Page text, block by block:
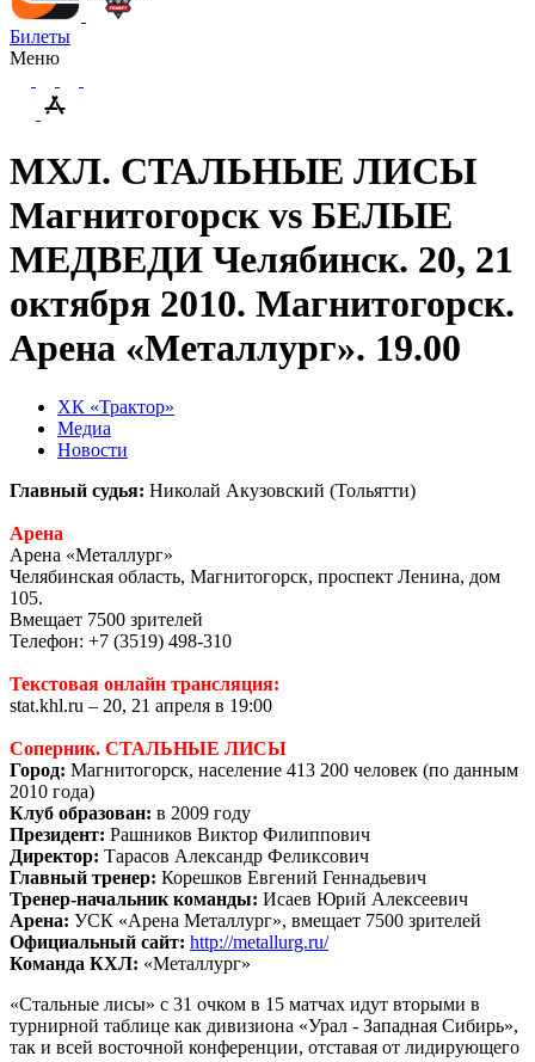
Билеты
Меню
МХЛ. СТАЛЬНЫЕ ЛИСЫ
Магнитогорск vs БЕЛЫЕ
МЕДВЕДИ Челябинск. 20, 21
октября 2010. Магнитогорск.
Арена «Металлург». 19.00
ХК «Трактор»
Медиа
Новости
Главный судья: Николай Акузовский (Тольятти)
Арена
Арена «Металлург»
Челябинская область, Магнитогорск, проспект Ленина, дом
105.
Вмещает 7500 зрителей
Телефон: +7 (3519) 498-310
Текстовая онлайн трансляция:
stat.khl.ru – 20, 21 апреля в 19:00
Соперник. СТАЛЬНЫЕ ЛИСЫ
Город: Магнитогорск, население 413 200 человек (по данным
2010 года)
Клуб образован: в 2009 году
Президент: Рашников Виктор Филиппович
Директор: Тарасов Александр Феликсович
Главный тренер: Корешков Евгений Геннадьевич
Тренер-начальник команды: Исаев Юрий Алексеевич
Арена: УСК «Арена Металлург», вмещает 7500 зрителей
Официальный сайт: http://metallurg.ru/
Команда КХЛ: «Металлург»
«Стальные лисы» с 31 очком в 15 матчах идут вторыми в
турнирной таблице как дивизиона «Урал - Западная Сибирь»,
так и всей восточной конференции, отставая от лидирующего